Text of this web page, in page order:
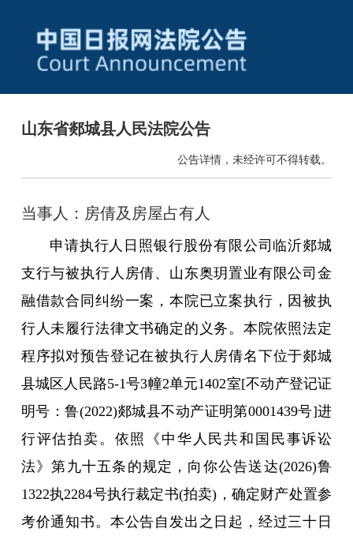
山东省郯城县人民法院公告
公告详情，未经许可不得转载。
当事人：房倩及房屋占有人
申请执行人日照银行股份有限公司临沂郯城
支行与被执行人房倩、山东奥玥置业有限公司金
融借款合同纠纷一案，本院已立案执行，因被执
行人未履行法律文书确定的义务。本院依照法定
程序拟对预告登记在被执行人房倩名下位于郯城
县城区人民路5-1号3幢2单元1402室[不动产登记证
明号：鲁(2022)郯城县不动产证明第0001439号]进
行评估拍卖。依照《中华人民共和国民事诉讼
法》第九十五条的规定，向你公告送达(2026)鲁
1322执2284号执行裁定书(拍卖)，确定财产处置参
考价通知书。本公告自发出之日起，经过三十日